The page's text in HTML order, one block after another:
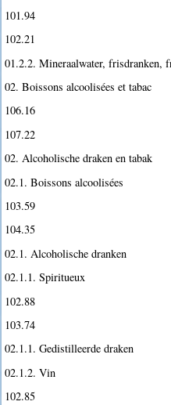
101.94
102.21
01.2.2. Mineraalwater, frisdranken,
02. Boissons alcoolisées et tabac
106.16
107.22
02. Alcoholische draken en tabak
02.1. Boissons alcoolisées
103.59
104.35
02.1. Alcoholische dranken
02.1.1. Spiritueux
102.88
103.74
02.1.1. Gedistilleerde draken
02.1.2. Vin
102.85